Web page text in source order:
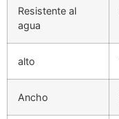
Resistente al
agua
alto
Ancho